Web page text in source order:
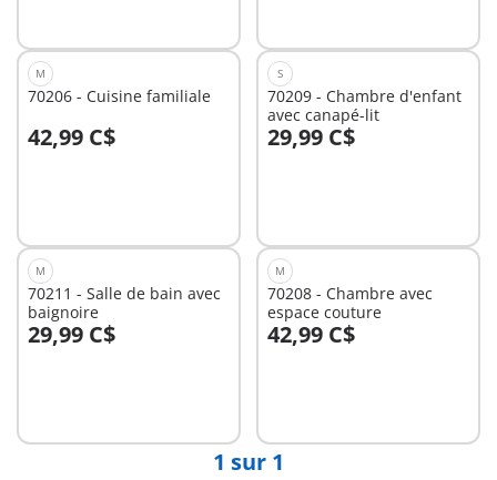
M
70206 - Cuisine familiale
42,99 C$
Au panier
S
70209 - Chambre d'enfant
avec canapé-lit
29,99 C$
Au panier
M
70211 - Salle de bain avec
baignoire
29,99 C$
Au panier
M
70208 - Chambre avec
espace couture
42,99 C$
Au panier
1 sur 1